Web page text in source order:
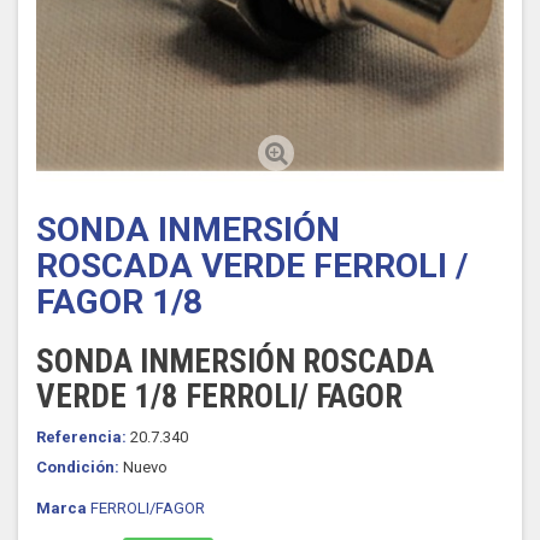
SONDA INMERSIÓN
ROSCADA VERDE FERROLI /
FAGOR 1/8
SONDA INMERSIÓN ROSCADA
VERDE 1/8 FERROLI/ FAGOR
Referencia: 20.7.340
Condición: Nuevo
Marca FERROLI/FAGOR